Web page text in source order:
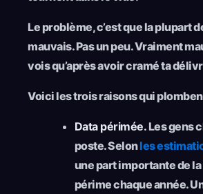
Le problème, c’est que la plupart
mauvais. Pas un peu. Vraiment
vois qu’après avoir cramé ta
Voici les trois raisons qui
Data périmée. Les gens
poste. Selonles
une part importante de
périme chaque année.